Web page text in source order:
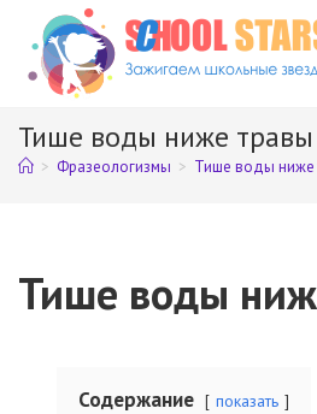
Перейти
содержимому
Тише воды ниже травы
> Фразеологизмы > Тише воды ниже
Тише воды
Содержание показать